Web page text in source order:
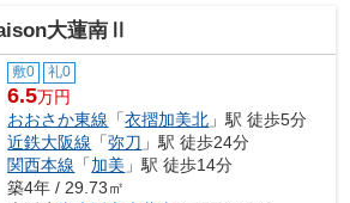
大蓮南Ⅱ
敷0 礼0
6.5万円
おおさか東線 「衣摺加美北 」駅 徒歩5分
近鉄大阪線 「弥刀 」駅 徒歩24分
関西本線 「加美 」駅 徒歩14分
築4年 / 29.73㎡